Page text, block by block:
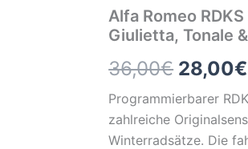
Alfa Romeo
Giulietta, Tonale
36,00€ 28,00€
Programmierbarer
zahlreiche
Winterradsätze. Die
Stelvio,
Giulietta,
&
alle
Modelle
Menge